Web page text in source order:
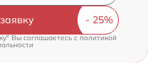
Вы соглашаетесь cполитикой